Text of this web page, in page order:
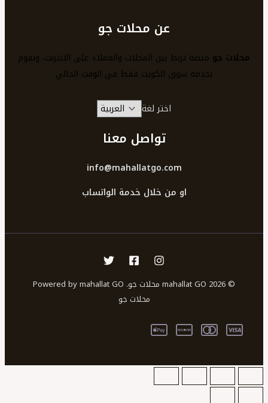
عن محلات جو
محلات جو منصة تربط بين المحلات والعملاء على الانترنت، ونقوم
بخدمة سوق الكويت فقط في الوقت الحالي
اختر لغة
تواصل معنا
info@mahallatgo.com
او من خلال خدمة الواتساب
© 2026 mahallat GO محلات جو. Powered by mahallat GO
محلات جو